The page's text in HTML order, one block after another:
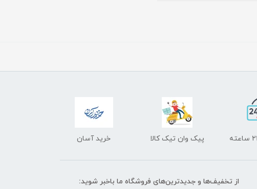
پیک وان تیک کالا خرید آسان
از تخفیف‌ها و جدیدترین‌های فروشگاه ما باخبر شوید: